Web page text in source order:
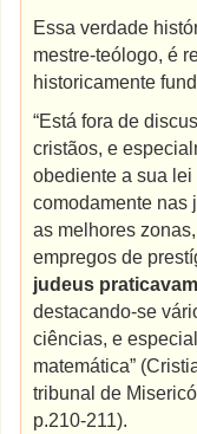
Essa verdade
mestre-teólogo, é
historicamente
“Está fora de
cristãos, e
obediente a sua
comodamente nas
as melhores
empregos de
judeus
destacando-se
ciências, e
matemática”
tribunal de
p.210-211).